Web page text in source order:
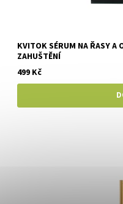
KVITOK SÉRUM NA ŘASY A
ZAHUŠTĚNÍ
499 Kč